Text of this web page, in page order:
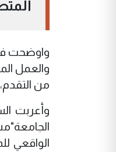
واوضحت في
والعمل
من
وأعربت
الواقعي